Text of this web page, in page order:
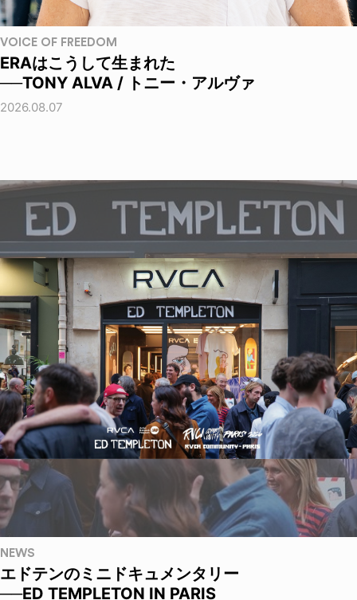
VOICE OF FREEDOM
ERAはこうして生まれた
──TONY ALVA / トニー・アルヴァ
2026.08.07
NEWS
エドテンのミニドキュメンタリー
──ED TEMPLETON IN PARIS